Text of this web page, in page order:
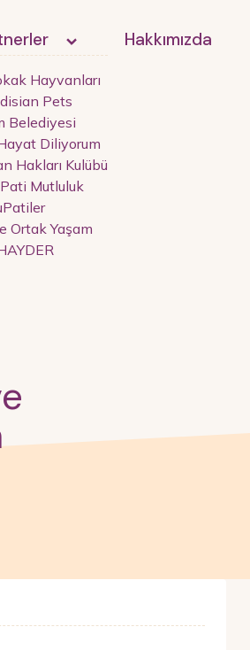
Hayvanları
Pets
Belediyesi
Diliyorum
Hakları Kulübü
Mutluluk
Ortak Yaşam
Hakkımızda